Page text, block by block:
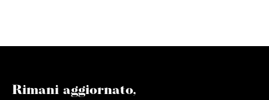
Rimani aggiornato,